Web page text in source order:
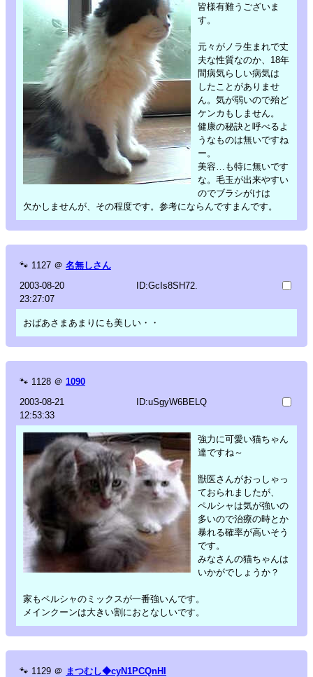
皆様有難うございま
す。
元々がノラ生まれで丈
夫な性質なのか、18年
間病気らしい病気は
したことがありませ
ん。気が弱いので殆ど
ケンカもしません。
健康の秘訣と呼べるよ
うなものは無いですね
ー。
美容…も特に無いです
な。毛玉が出来やすい
のでブラシがけは
欠かしませんが、その程度です。参考にならんですまんです。
🐾 1127 ＠ 名無しさん
2003-08-20
23:27:07
ID:GcIs8SH72.
おばあさまあまりにも美しい・・
🐾 1128 ＠ 1090
2003-08-21
12:53:33
ID:uSgyW6BELQ
強力に可愛い猫ちゃん
達ですね～
獣医さんがおっしゃっ
ておられましたが、
ペルシャは気が強いの
多いので治療の時とか
暴れる確率が高いそう
です。
みなさんの猫ちゃんは
いかがでしょうか？
家もペルシャのミックスが一番強いんです。
メインクーンは大きい割におとなしいです。
🐾 1129 ＠ まつむし◆cyN1PCQnHI